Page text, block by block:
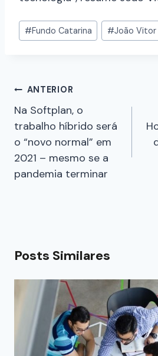
#Fundo Catarina #João Vitor
ANTERIOR
Na Softplan, o
trabalho híbrido será
o “novo normal” em
2021 – mesmo se a
pandemia terminar
Posts Similares